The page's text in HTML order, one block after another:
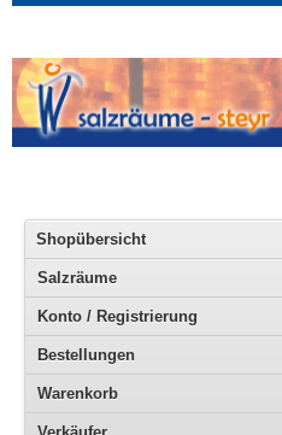
Shopübersicht
Salzräume
Konto / Registrierung
Bestellungen
Warenkorb